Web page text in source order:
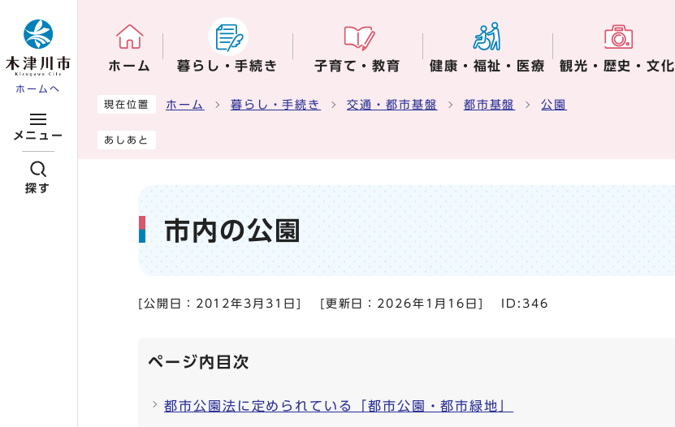
ホームへ
メニュー
探す
ホーム 暮らし・手続き 子育て・教育 健康・福祉・医療 観光・歴史・文化
ここから本文です
現在位置 ホーム 暮らし・手続き 交通・都市基盤 都市基盤 公園
あしあと
市内の公園
[公開日： 2012年3月31日 [更新日： 2026年1月16日 ID:346
ページ内目次
都市公園法に定められている「都市公園・都市緑地」